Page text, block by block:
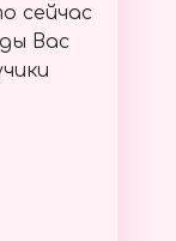
сейчас
Вас